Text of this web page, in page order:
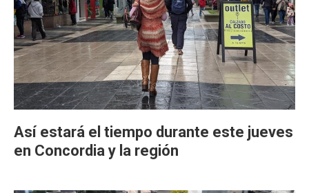
Así estará el tiempo durante este jueves
en Concordia y la región